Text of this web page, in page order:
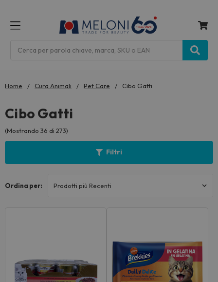
Home Cura Animali Pet Care Cibo Gatti
Cibo Gatti
(Mostrando 36 di 273)
Filtri
Ordina per: